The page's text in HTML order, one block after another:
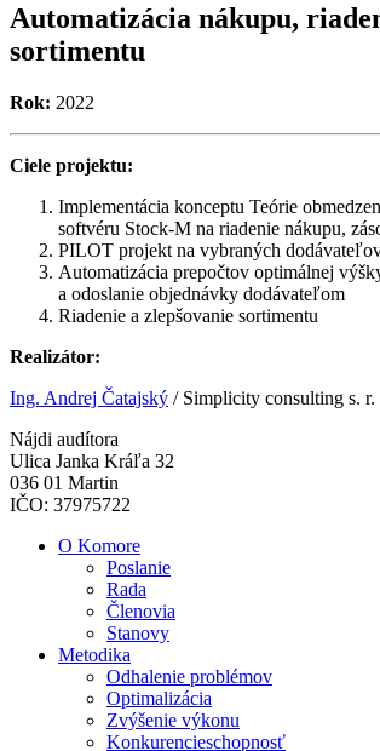
Automatizácia nákupu,
sortimentu
Rok: 2022
Ciele projektu:
Implementácia konceptu Teórie
softvéru Stock-M na riadenie nákupu,
PILOT projekt na vybraných
Automatizácia prepočtov optimálnej
a odoslanie objednávky dodávateľom
Riadenie a zlepšovanie sortimentu
Realizátor:
Ing. Andrej Čatajský / Simplicity consulting s. r.
Nájdi audítora
Ulica Janka Kráľa 32
036 01 Martin
IČO: 37975722
O Komore
Poslanie
Rada
Členovia
Stanovy
Metodika
Odhalenie problémov
Optimalizácia
Zvýšenie výkonu
Konkurencieschopnosť